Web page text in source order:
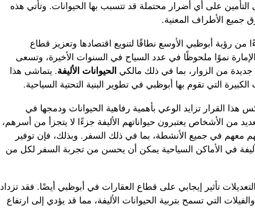
التأمين على أي أضرار محتملة قد تتسبب بها الحيوانات. وتأتي هذه
جميع الأطراف المعنية.
من رؤية أبوظبي الأوسع نطاقًا لتنويع اقتصادها وتعزيز قطاع
نموًا ملحوظًا في عدد السياح في السنوات الأخيرة، وتسعى
من الزوار، بما في ذلك مالكي الحيوانات الأليفة. يتماشى هذا
الكبيرة التي تقوم بها أبوظبي في تطوير البنية التحتية السياحية.
هذا القرار تزايد الوعي بأهمية رفاهية الحيوانات ودمجها في
من الأشخاص يعتبرون حيواناتهم الأليفة جزءًا لا يتجزأ من أسرهم،
معهم في جميع الأنشطة، بما في ذلك السفر. وبذلك، فإن توفير
في الأماكن السياحية يمكن أن يحسن من تجربة السفر لكل من
تأثير إيجابي على قطاع العقارات في أبوظبي أيضًا. فقد تزداد
التي تسمح بتربية الحيوانات الأليفة، مما قد يؤدي إلى ارتفاع